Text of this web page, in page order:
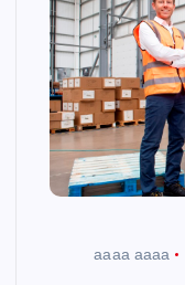
aaaa aaaa